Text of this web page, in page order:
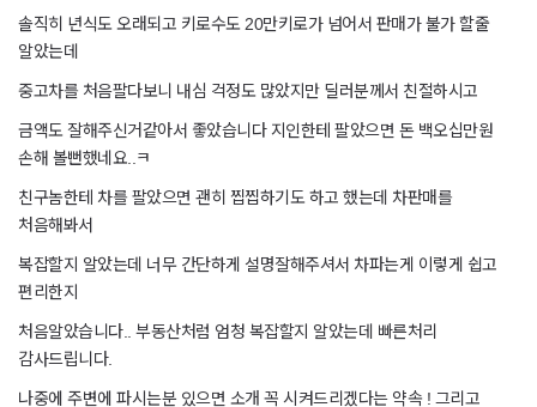
솔직히 년식도 오래되고 키로수도 20만키로가 넘어서 판매가 불가 할줄
알았는데
중고차를 처음팔다보니 내심 걱정도 많았지만 딜러분께서 친절하시고
금액도 잘해주신거같아서 좋았습니다 지인한테 팔았으면 돈 백오십만원
손해 볼뻔했네요..ㅋ
친구놈한테 차를 팔았으면 괜히 찝찝하기도 하고 했는데 차판매를
처음해봐서
복잡할지 알았는데 너무 간단하게 설명잘해주셔서 차파는게 이렇게 쉽고
편리한지
처음알았습니다.. 부동산처럼 엄청 복잡할지 알았는데 빠른처리
감사드립니다.
나중에 주변에 파시는분 있으면 소개 꼭 시켜드리겠다는 약속 ! 그리고